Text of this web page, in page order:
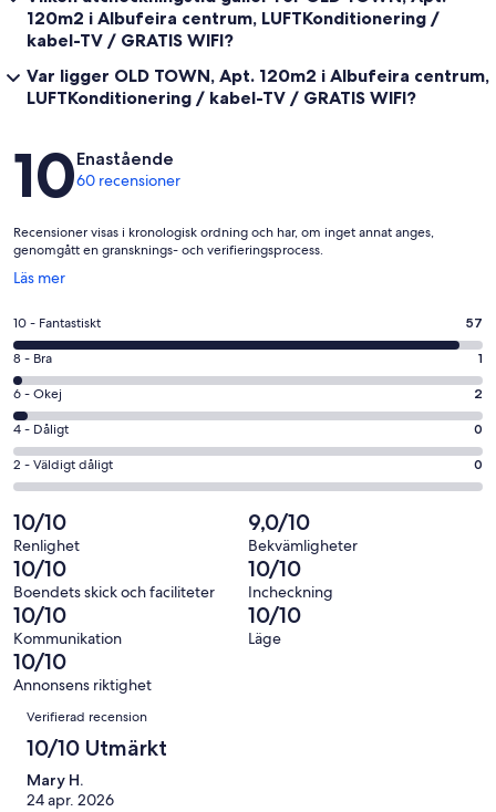
120m2 i Albufeira centrum, LUFTKonditionering /
kabel-TV / GRATIS WIFI?
Var ligger OLD TOWN, Apt. 120m2 i Albufeira centrum,
LUFTKonditionering / kabel-TV / GRATIS WIFI?
Recensioner
10Enastående
60 recensioner
Recensioner visas i kronologisk ordning och har, om inget annat anges,
genomgått en gransknings- och verifieringsprocess.
Läs mer
Öppnas
ett
nytt
fönster
10
-
Fantastiskt
i
betyg.
57
av
60
recensioner
10 - Fantastiskt 57
8
-
Bra
i
betyg.
1
60
recensioner
8 - Bra 1
6
-
Okej
i
betyg.
2
av
60
recensioner
6 - Okej 2
4
-
Dåligt
betyg.
0
av
60
recensioner
4 - Dåligt 0
2
-
Väldigt
dåligt
i
betyg.
0
av
60
recensioner
2 - Väldigt dåligt 0
10/10
Renlighet
9,0/10
Bekvämligheter
10/10
Boendets skick och faciliteter
10/10
Incheckning
10/10
Kommunikation
10/10
Läge
10/10
Annonsens riktighet
Recensioner
Verifierad recension
10/10 Utmärkt
Mary H.
24 apr. 2026